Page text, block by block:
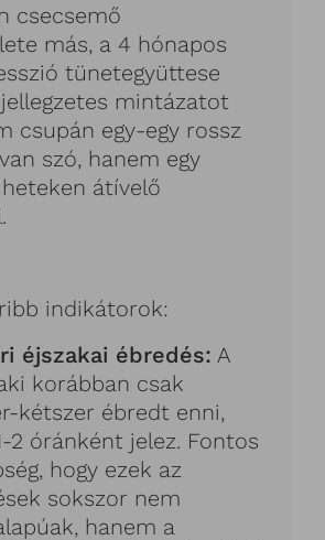
csecsemő
más, a 4 hónapos
tünetegyüttese
mintázatot
csupán egy-egy rossz
szó, hanem egy
átívelő
indikátorok:
éjszakai ébredés: A
korábban csak
kétszer ébredt enni,
2 óránként jelez. Fontos
hogy ezek az
sokszor nem
hanem a